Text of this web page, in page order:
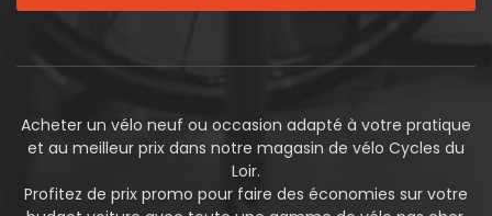
Acheter un vélo neuf ou occasion adapté à votre pratique
et au meilleur prix dans notre magasin de vélo Cycles du
Loir.
Profitez de prix promo pour faire des économies sur votre